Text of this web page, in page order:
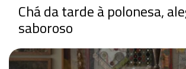
Chá da tarde à polonesa,
saboroso